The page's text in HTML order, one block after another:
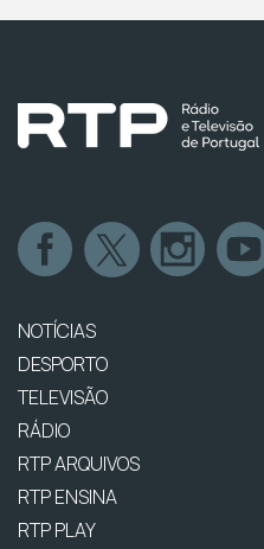
NOTÍCIAS
DESPORTO
TELEVISÃO
RÁDIO
RTP ARQUIVOS
RTP ENSINA
RTP PLAY